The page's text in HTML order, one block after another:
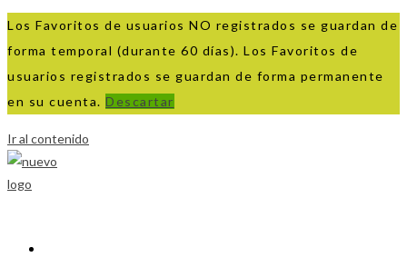
Los Favoritos de usuarios NO registrados se guardan de
forma temporal (durante 60 días). Los Favoritos de
usuarios registrados se guardan de forma permanente
en su cuenta. Descartar
Ir al contenido